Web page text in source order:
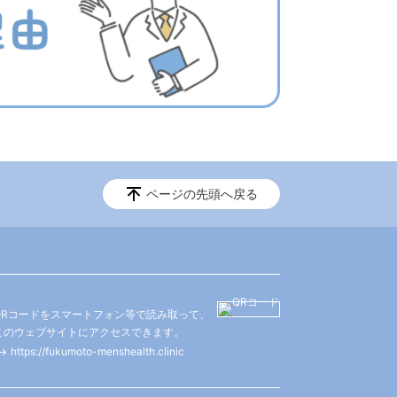
ページの先頭へ戻る
コードをスマートフォン等で読み取って、
のウェブサイトにアクセスできます。
https://fukumoto-menshealth.clinic